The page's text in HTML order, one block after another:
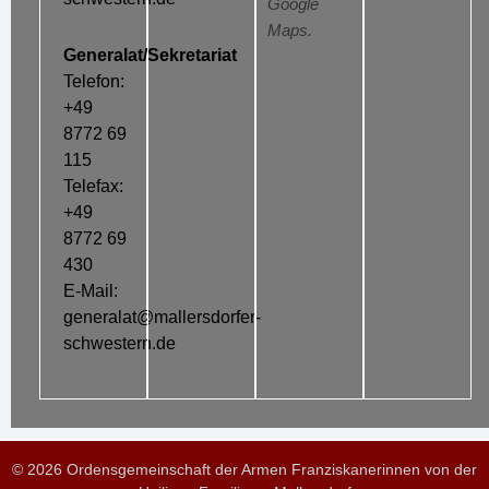
Generalat/Sekretariat
Telefon:
+49
8772 69
115
Telefax:
+49
8772 69
430
E-Mail:
generalat@mallersdorfer-
schwestern.de
Google
Maps.
© 2026 Ordensgemeinschaft der Armen Franziskanerinnen von der